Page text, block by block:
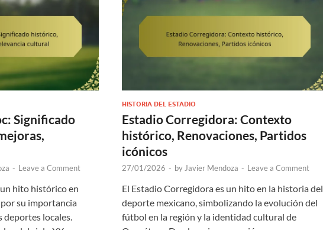
Significado
- Leave a Comment
hito histórico en
su importancia
deportes locales.
HISTORIA DEL ESTADIO
Estadio Corregidora: Contexto
histórico, Renovaciones, Partidos
icónicos
27/01/2026 - by Javier Mendoza - Leave a Comment
El Estadio Corregidora es un hito en la historia del
deporte mexicano, simbolizando la evolución del
fútbol en la región y la identidad cultural de